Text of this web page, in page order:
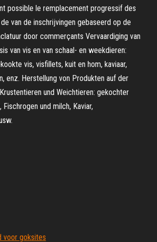
possible le remplacement progressif des
van de inschrijvingen gebaseerd op de
door commerçants Vervaardiging van
van vis en van schaal- en weekdieren:
vis, visfillets, kuit en hom, kaviaar,
enz. Herstellung von Produkten auf der
und Weichtieren: gekochter
Fischrogen und milch, Kaviar,
voor goksites